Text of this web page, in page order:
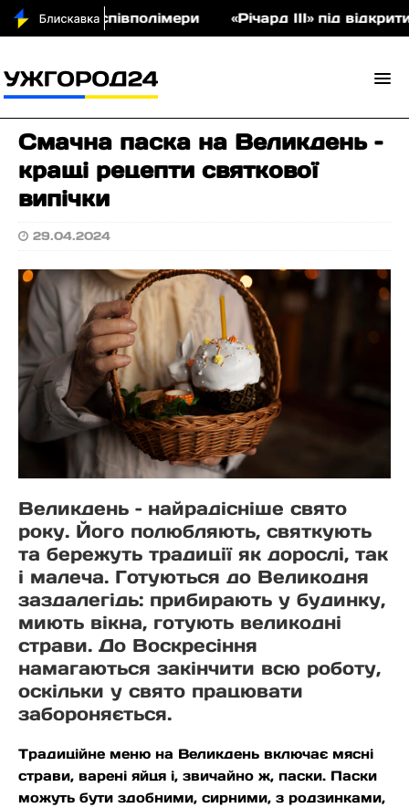
співполімери «Річард ІІІ» під
Смачна паска на Великдень –
кращі рецепти святкової
випічки
29.04.2024
Великдень – найрадісніше свято
року. Його полюбляють, святкують
та бережуть традиції як дорослі, так
і малеча. Готуються до Великодня
заздалегідь: прибирають у будинку,
миють вікна, готують великодні
страви. До Воскресіння
намагаються закінчити всю роботу,
оскільки у свято працювати
забороняється.
Традиційне меню на Великдень включає мясні
страви, варені яйця і, звичайно ж, паски. Паски
можуть бути здобними, сирними, з родзинками,